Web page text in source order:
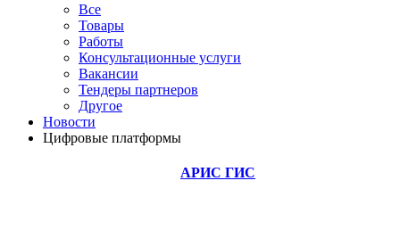
Все
Товары
Работы
Консультационные услуги
Вакансии
Тендеры партнеров
Другое
Новости
Цифровые платформы
АРИС ГИС